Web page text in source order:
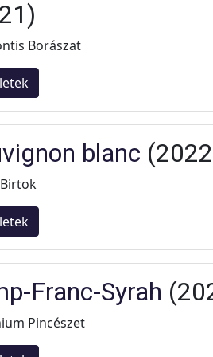
Borászat
blanc
Franc-Syrah
Pincészet